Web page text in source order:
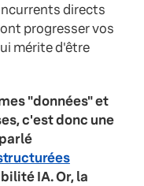
directs
progresser vos
mérite d'être
"données" et
c'est donc une
IA. Or, la